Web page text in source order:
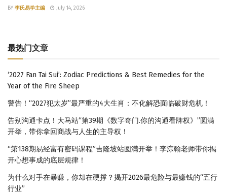
BY 李氏易学主编 July 14, 2026
最热门文章
‘2027 Fan Tai Sui’: Zodiac Predictions & Best Remedies for the
Year of the Fire Sheep
警告！“2027犯太岁”最严重的4大生肖：不化解恐面临破财危机！
告别沟通卡点！大马站“第39期《数字奇门.你的沟通看牌权》”圆满
开举，带你拿回商战与人生的主导权！
“第138期易经富有密码课程”吉隆坡站圆满开举！李淙翰老师带你揭
开心想事成的底层规律！
为什么对手在暴赚，你却在硬撑？揭开2026最危险与最赚钱的“五行
行业”